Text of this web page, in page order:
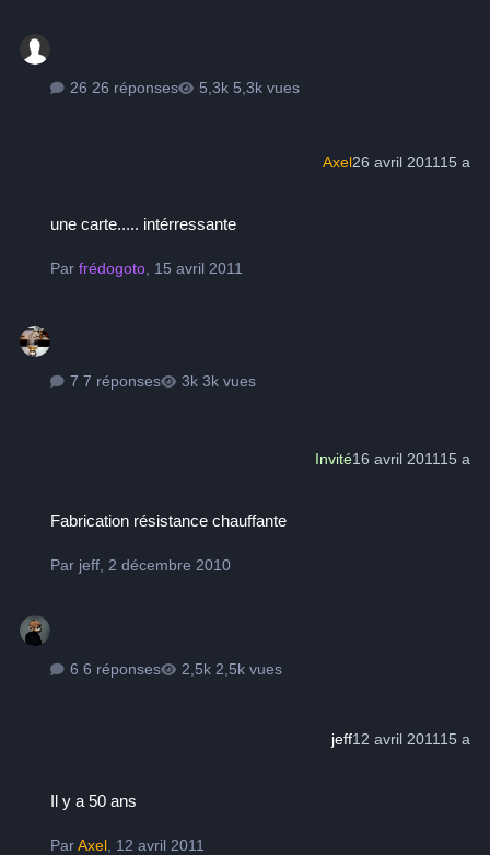
26 réponses 5,3k vues
Axel26 avril 201115 a
une carte..... intérressante
Parfrédogoto, 15 avril 2011
7 réponses 3k vues
Invité16 avril 201115 a
Fabrication résistance chauffante
Par jeff 2 décembre 2010
6 réponses 2,5k vues
jeff12 avril 201115 a
Il y a 50 ans
ParAxel 12 avril 2011